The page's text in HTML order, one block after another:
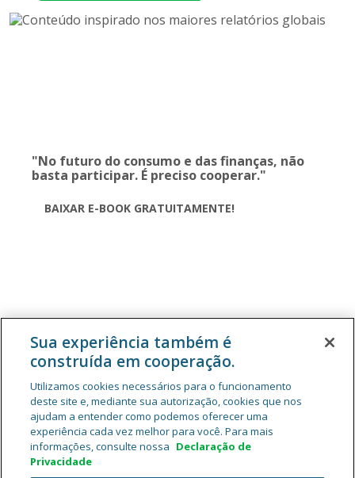
"No futuro do consumo e das finanças, não
basta participar. É preciso cooperar."
BAIXAR E-BOOK GRATUITAMENTE!
Sua experiência também é
construída em cooperação.
Utilizamos cookies necessários para o funcionamento
deste site e, mediante sua autorização, cookies que nos
ajudam a entender como podemos oferecer uma
experiência cada vez melhor para você. Para mais
informações, consulte nossa Declaração de
Privacidade